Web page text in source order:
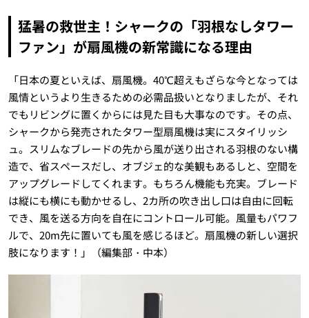
猛暑の救世主！シャークの「羽根なしタワー
ファン」が扇風機の新常識になる理由
「日本の夏といえば、扇風機。40℃超えもざらな今となっては
風情というより生きるための必需品扱いとなりましたが、それ
でもリビングに置くからには見た目も大事なのです。その点、
シャークから発売されたタワー型扇風機は実にスタイリッシ
ュ。スリムなブレードの先から風が送り出される羽根のない構
造で、省スペースだし、オブジェ的な美観もあるしと、空間を
アップグレードしてくれます。もちろん機能も充実。ブレード
は縦にも横にも動かせるし、2カ所の吹き出し口は自由に回転
でき、風を送る方向を自在にコントロール可能。風量もパワフ
ルで、20m先に置いても風を感じるほど。扇風機の新しい選択
肢になります！」（編集部・中本）